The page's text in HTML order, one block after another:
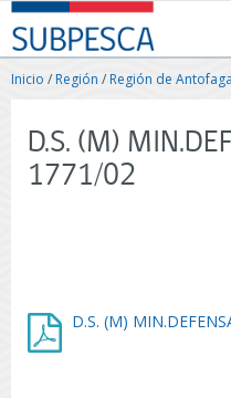
Contenido
principal
SUBPESCA
-
Subsecretaría
y
Acuicultura
Inicio /Región /Región de
D.S. (M)
1771/02
D.S. (M)